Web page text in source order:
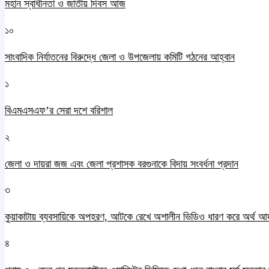
মহান স্বাধীনতা ও জাতীয় দিবস আজ
১০
সাংবাদিক নির্যাতনের বিরুদ্ধে জেলা ও উপজেলায় কমিটি গঠনের আহ্বান
১
বিএমএসএফ’র সেরা দশে বরিশাল
২
জেলা ও দায়রা জজ এবং জেলা প্রশাসক বরগুনাকে বিদায় সংবর্ধনা প্রদান
৩
কুয়াকাটায় ব্যবসায়িকে অপহরণ, আটকে রেখে অশালীন ভিডিও ধারণ করে অর্থ
৪